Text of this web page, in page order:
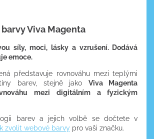
Viva Magenta
síly, moci, lásky a vzrušení. Dodává
emoce.
představuje rovnováhu mezi teplými
barev, stejně jako Viva Magenta
mezi digitálním a fyzickým
barev a jejich volbě se dočtete v
zvolit webové barvy pro vaši značku.